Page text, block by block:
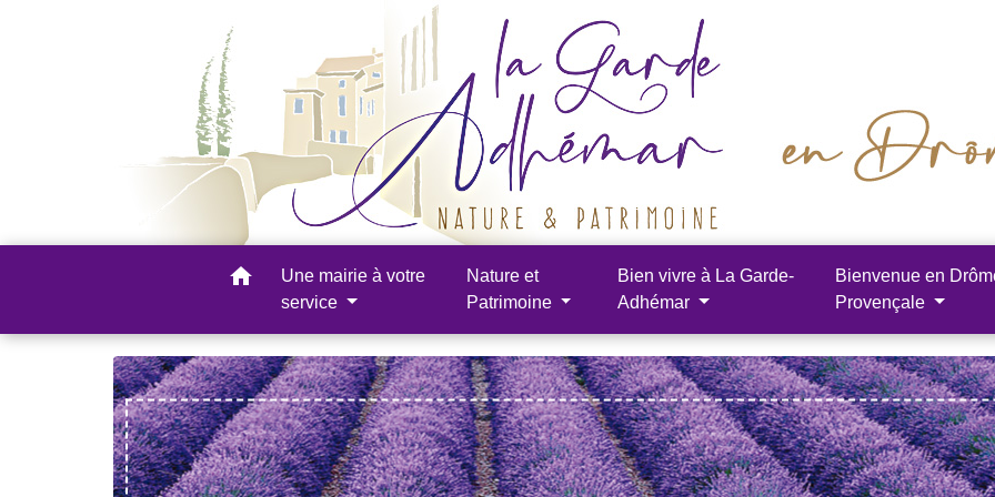
home
Une mairie à votre
service
Nature et
Patrimoine
Bien vivre à La Garde-
Adhémar
Bienvenue en
Provençale